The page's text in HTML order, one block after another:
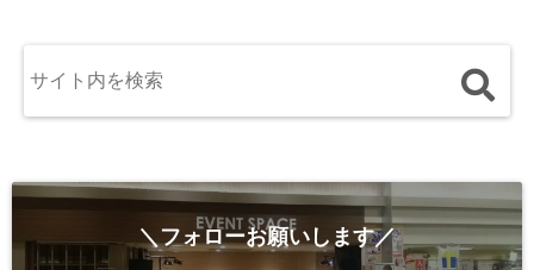
＼フォローお願いします／